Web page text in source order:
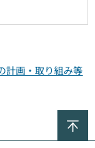
計画・取り組み等